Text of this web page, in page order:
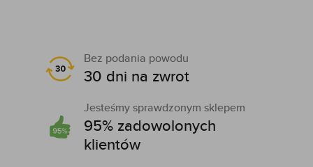
Bez podania powodu
30 dni na zwrot
Jesteśmy sprawdzonym sklepem
95% zadowolonych
klientów